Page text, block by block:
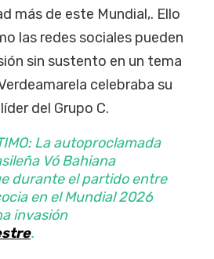
más de este Mundial,. Ello
las redes sociales pueden
sin sustento en un tema
celebraba su
del Grupo C.
La autoproclamada
Vó Bahiana
durante el partido entre
en el Mundial 2026
invasión
.